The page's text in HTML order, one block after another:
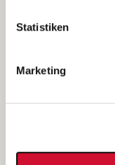
unserer
Statistiken
Marketing
(Ein
e.V.)
Bewerbung als